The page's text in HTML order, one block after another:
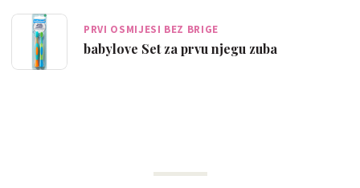
PRVI OSMIJESI BEZ BRIGE
babylove Set za prvu njegu zuba